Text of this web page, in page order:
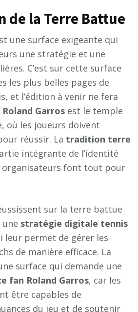
de la Terre Battue
une surface exigeante qui
une stratégie et une
C’est sur cette surface
les plus belles pages de
et l’édition à venir ne fera
Roland Garros est le temple
où les joueurs doivent
réussir. La tradition terre
intégrante de l’identité
font tout pour
sur la terre battue
stratégie digitale tennis
leur permet de gérer les
de manière efficace. La
surface qui demande une
fan Roland Garros, car les
être capables de
du jeu et de soutenir